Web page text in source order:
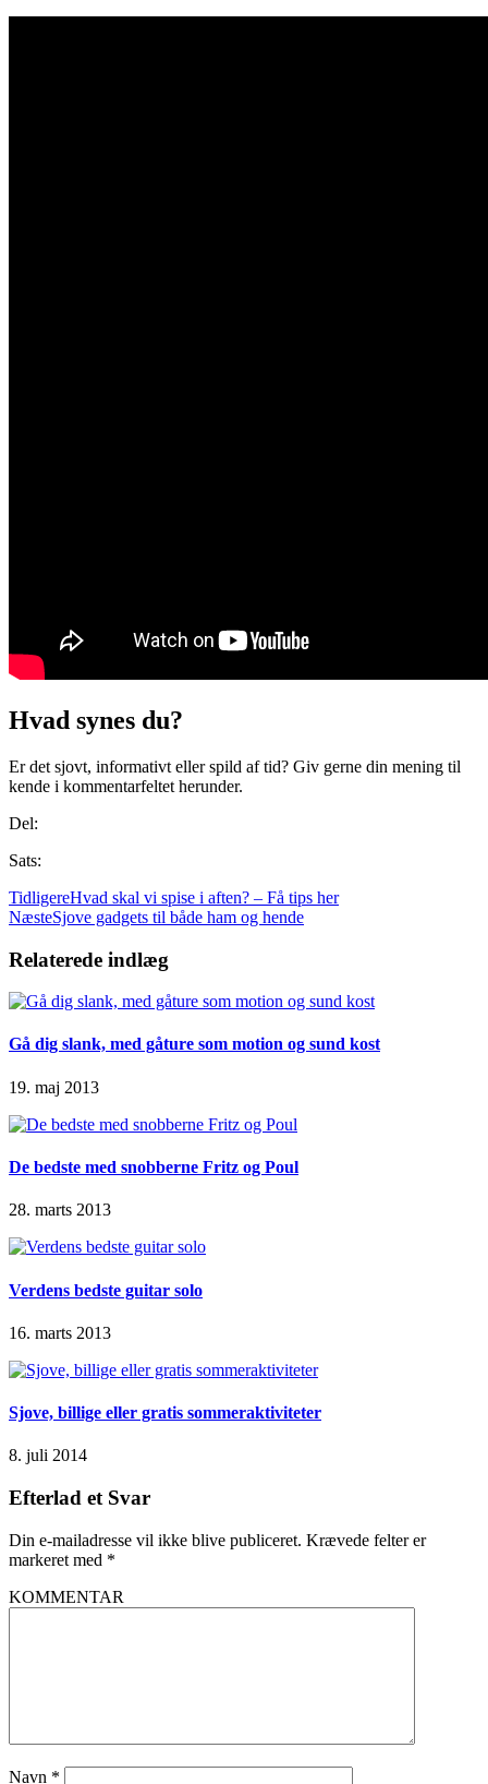
Hvad synes du?
Er det sjovt, informativt eller spild af tid? Giv gerne din mening til
kende i kommentarfeltet herunder.
Del:
Sats:
TidligereHvad skal vi spise i aften? – Få tips her
NæsteSjove gadgets til både ham og hende
Relaterede indlæg
Gå dig slank, med gåture som motion og sund kost
19. maj 2013
De bedste med snobberne Fritz og Poul
28. marts 2013
Verdens bedste guitar solo
16. marts 2013
Sjove, billige eller gratis sommeraktiviteter
8. juli 2014
Efterlad et Svar
Din e-mailadresse vil ikke blive publiceret. Krævede felter er
markeret med *
KOMMENTAR
Navn *